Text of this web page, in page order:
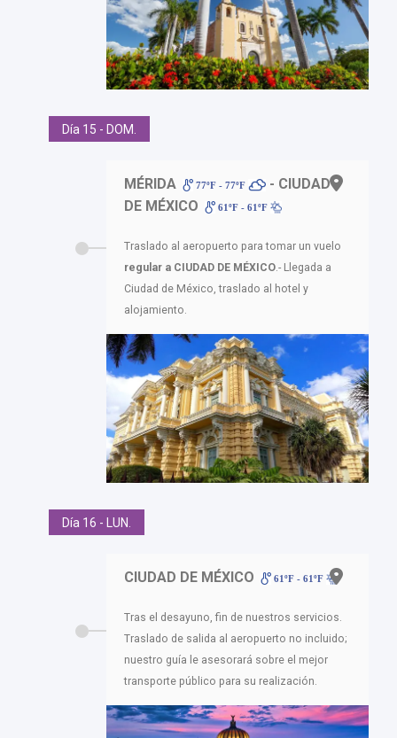
Día 15 - DOM.
MÉRIDA 77ºF - 77ºF
- CIUDAD
DE MÉXICO
61ºF - 61ºF
Traslado al aeropuerto para tomar un vuelo
regular a CIUDAD DE MÉXICO.- Llegada a
Ciudad de México, traslado al hotel y
alojamiento.
Día 16 - LUN.
CIUDAD DE MÉXICO 61ºF - 61ºF
Tras el desayuno, fin de nuestros servicios.
Traslado de salida al aeropuerto no incluido;
nuestro guía le asesorará sobre el mejor
transporte público para su realización.